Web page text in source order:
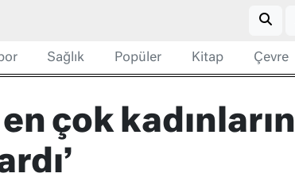
Sağlık Popüler Kitap Çevre
çok kadınların